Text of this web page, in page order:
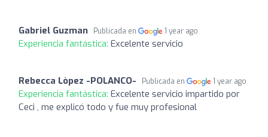
Gabriel Guzman Publicada en 1 year ago
Experiencia fantástica: Excelente servicio
Rebecca Lòpez -POLANCO- Publicada en 1 year ago
Experiencia fantástica: Excelente servicio impartido por
Ceci , me explicó todo y fue muy profesional